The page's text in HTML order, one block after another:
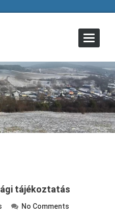
Toggle
tájékoztatás
No Comments